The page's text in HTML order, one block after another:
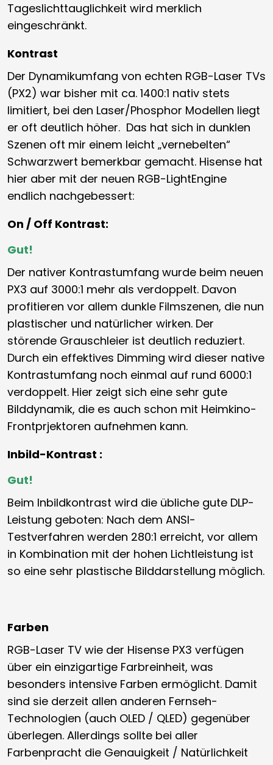
Tageslichttauglichkeit wird merklich
eingeschränkt.
Kontrast
Der Dynamikumfang von echten RGB-Laser TVs
(PX2) war bisher mit ca. 1400:1 nativ stets
limitiert, bei den Laser/Phosphor Modellen liegt
er oft deutlich höher. Das hat sich in dunklen
Szenen oft mir einem leicht „vernebelten“
Schwarzwert bemerkbar gemacht. Hisense hat
hier aber mit der neuen RGB-LightEngine
endlich nachgebessert:
On / Off Kontrast:
Gut!
Der nativer Kontrastumfang wurde beim neuen
PX3 auf 3000:1 mehr als verdoppelt. Davon
profitieren vor allem dunkle Filmszenen, die nun
plastischer und natürlicher wirken. Der
störende Grauschleier ist deutlich reduziert.
Durch ein effektives Dimming wird dieser native
Kontrastumfang noch einmal auf rund 6000:1
verdoppelt. Hier zeigt sich eine sehr gute
Bilddynamik, die es auch schon mit Heimkino-
Frontprjektoren aufnehmen kann.
Inbild-Kontrast :
Gut!
Beim Inbildkontrast wird die übliche gute DLP-
Leistung geboten: Nach dem ANSI-
Testverfahren werden 280:1 erreicht, vor allem
in Kombination mit der hohen Lichtleistung ist
so eine sehr plastische Bilddarstellung möglich.
Farben
RGB-Laser TV wie der Hisense PX3 verfügen
über ein einzigartige Farbreinheit, was
besonders intensive Farben ermöglicht. Damit
sind sie derzeit allen anderen Fernseh-
Technologien (auch OLED / QLED) gegenüber
überlegen. Allerdings sollte bei aller
Farbenpracht die Genauigkeit / Natürlichkeit